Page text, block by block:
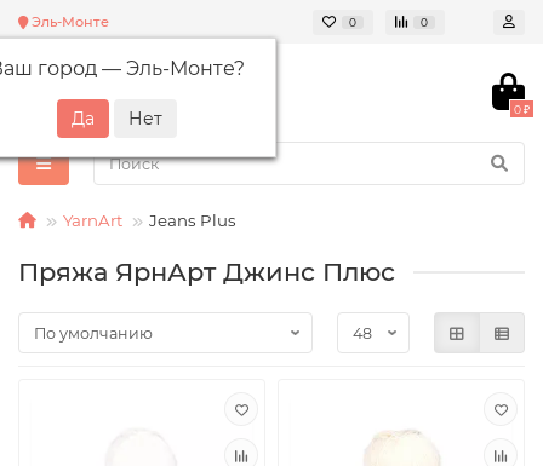
Эль-Монте
город — Эль-Монте?
0 0
0 ₽
YarnArt Jeans Plus
Пряжа ЯрнАрт Джинс Плюс